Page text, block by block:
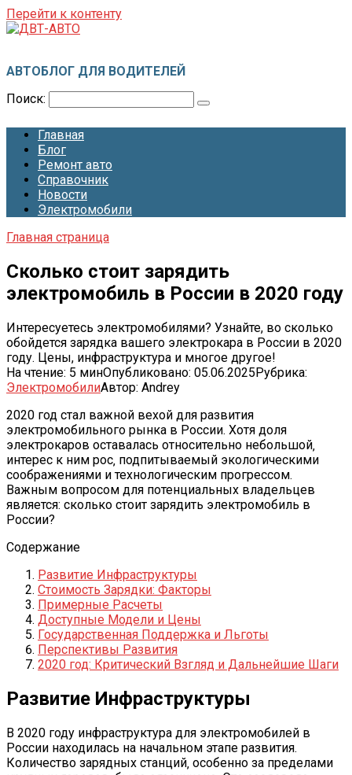
Перейти к контенту
АВТОБЛОГ ДЛЯ ВОДИТЕЛЕЙ
Поиск:
Главная
Блог
Ремонт авто
Справочник
Новости
Электромобили
Главная страница
Сколько стоит зарядить
электромобиль в России в 2020 году
Интересуетесь электромобилями? Узнайте, во сколько
обойдется зарядка вашего электрокара в России в 2020
году. Цены, инфраструктура и многое другое!
На чтение: 5 минОпубликовано: 05.06.2025Рубрика:
ЭлектромобилиАвтор: Andrey
2020 год стал важной вехой для развития
электромобильного рынка в России. Хотя доля
электрокаров оставалась относительно небольшой‚
интерес к ним рос‚ подпитываемый экологическими
соображениями и технологическим прогрессом.
Важным вопросом для потенциальных владельцев
является: сколько стоит зарядить электромобиль в
России?
Содержание
Развитие Инфраструктуры
Стоимость Зарядки: Факторы
Примерные Расчеты
Доступные Модели и Цены
Государственная Поддержка и Льготы
Перспективы Развития
2020 год: Критический Взгляд и Дальнейшие Шаги
Развитие Инфраструктуры
В 2020 году инфраструктура для электромобилей в
России находилась на начальном этапе развития.
Количество зарядных станций‚ особенно за пределами